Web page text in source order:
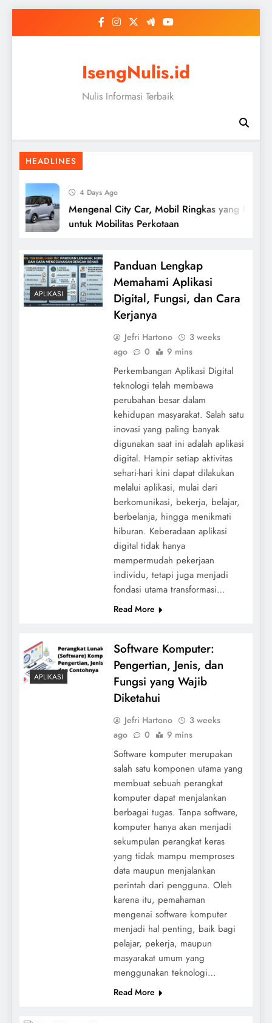
IsengNulis.id
Nulis Informasi Terbaik
HEADLINES
4 Days Ago
Mengenal City Car, Mobil Ringkas yang Praktis
untuk Mobilitas Perkotaan
APLIKASI
Panduan Lengkap
Memahami Aplikasi
Digital, Fungsi, dan Cara
Kerjanya
Jefri Hartono
3 weeks
ago
0 9 mins
Perkembangan Aplikasi Digital
teknologi telah membawa
perubahan besar dalam
kehidupan masyarakat. Salah satu
inovasi yang paling banyak
digunakan saat ini adalah aplikasi
digital. Hampir setiap aktivitas
sehari-hari kini dapat dilakukan
melalui aplikasi, mulai dari
berkomunikasi, bekerja, belajar,
berbelanja, hingga menikmati
hiburan. Keberadaan aplikasi
digital tidak hanya
mempermudah pekerjaan
individu, tetapi juga menjadi
fondasi utama transformasi…
Read More
APLIKASI
Software Komputer:
Pengertian, Jenis, dan
Fungsi yang Wajib
Diketahui
Jefri Hartono
3 weeks
ago
0 9 mins
Software komputer merupakan
salah satu komponen utama yang
membuat sebuah perangkat
komputer dapat menjalankan
berbagai tugas. Tanpa software,
komputer hanya akan menjadi
sekumpulan perangkat keras
yang tidak mampu memproses
data maupun menjalankan
perintah dari pengguna. Oleh
karena itu, pemahaman
mengenai software komputer
menjadi hal penting, baik bagi
pelajar, pekerja, maupun
masyarakat umum yang
menggunakan teknologi…
Read More